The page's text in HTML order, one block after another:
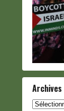
Archives
Archives